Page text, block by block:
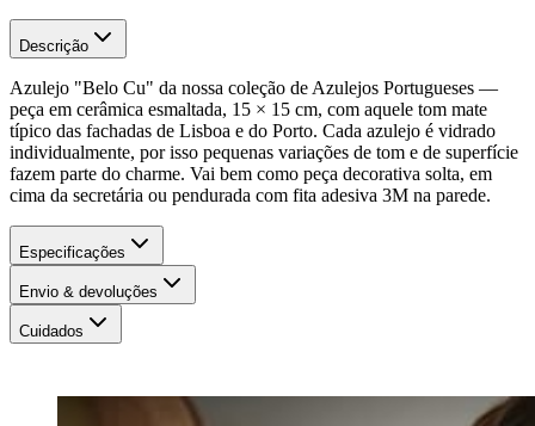
Descrição
Azulejo "Belo Cu" da nossa coleção de Azulejos Portugueses —
peça em cerâmica esmaltada, 15 × 15 cm, com aquele tom mate
típico das fachadas de Lisboa e do Porto. Cada azulejo é vidrado
individualmente, por isso pequenas variações de tom e de superfície
fazem parte do charme. Vai bem como peça decorativa solta, em
cima da secretária ou pendurada com fita adesiva 3M na parede.
Especificações
Envio & devoluções
Cuidados